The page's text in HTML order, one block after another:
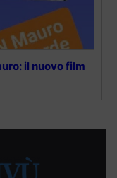
il nuovo film